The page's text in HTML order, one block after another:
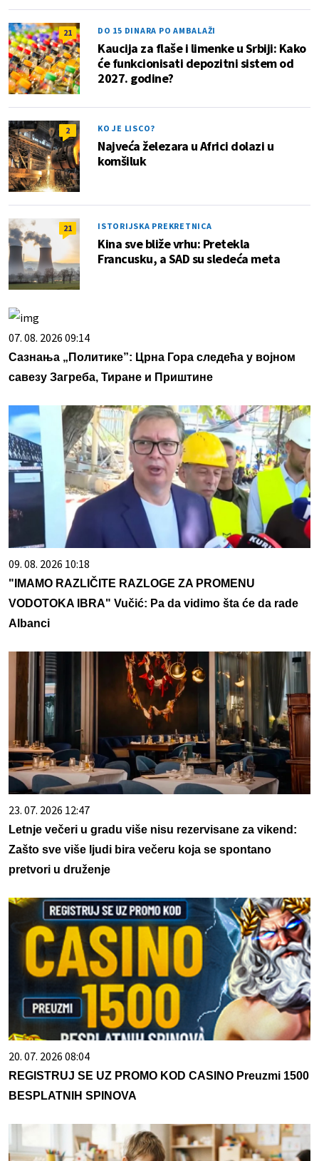
21 DO 15 DINARA PO AMBALAŽI
Kaucija za flaše i limenke u Srbiji: Kako
će funkcionisati depozitni sistem od
2027. godine?
2 KO JE LISCO?
Najveća železara u Africi dolazi u
komšiluk
21 ISTORIJSKA PREKRETNICA
Kina sve bliže vrhu: Pretekla
Francusku, a SAD su sledeća meta
07. 08. 2026 09:14
Сазнања „Политике”: Црна Гора следећа у војном
савезу Загреба, Тиране и Приштине
09. 08. 2026 10:18
"IMAMO RAZLIČITE RAZLOGE ZA PROMENU
VODOTOKA IBRA" Vučić: Pa da vidimo šta će da rade
Albanci
23. 07. 2026 12:47
Letnje večeri u gradu više nisu rezervisane za vikend:
Zašto sve više ljudi bira večeru koja se spontano
pretvori u druženje
20. 07. 2026 08:04
REGISTRUJ SE UZ PROMO KOD CASINO Preuzmi 1500
BESPLATNIH SPINOVA